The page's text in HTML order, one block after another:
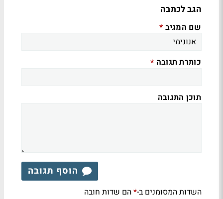
הגב לכתבה
שם המגיב *
כותרת תגובה *
תוכן התגובה
הוסף תגובה
השדות המסומנים ב-*הם שדות חובה